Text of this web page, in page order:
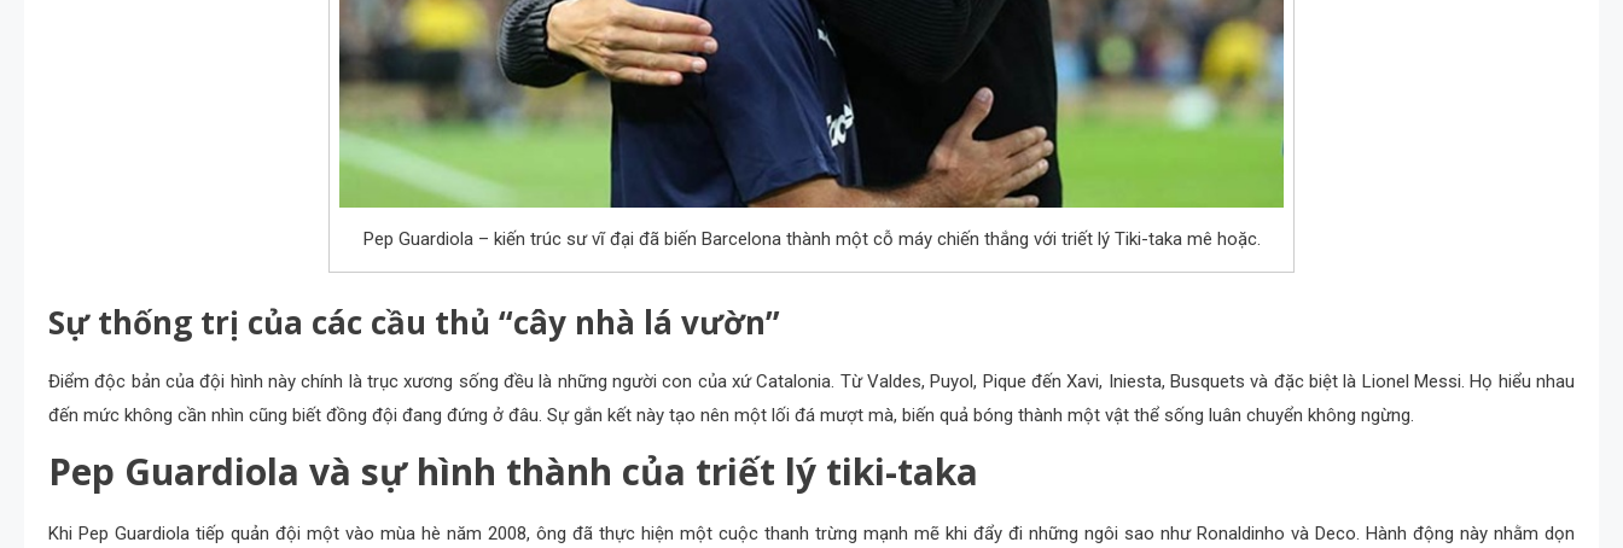
Pep Guardiola – kiến trúc sư vĩ đại đã biến Barcelona thành một cỗ máy chiến thắng với triết lý Tiki-taka mê hoặc.
Sự thống trị của các cầu thủ “cây nhà lá vườn”
Điểm độc bản của đội hình này chính là trục xương sống đều là những người con của xứ Catalonia. Từ Valdes, Puyol, Pique đến Xavi, Iniesta, Busquets và đặc biệt là Lionel Messi. Họ hiểu nhau
đến mức không cần nhìn cũng biết đồng đội đang đứng ở đâu. Sự gắn kết này tạo nên một lối đá mượt mà, biến quả bóng thành một vật thể sống luân chuyển không ngừng.
Pep Guardiola và sự hình thành của triết lý tiki-taka
Khi Pep Guardiola tiếp quản đội một vào mùa hè năm 2008, ông đã thực hiện một cuộc thanh trừng mạnh mẽ khi đẩy đi những ngôi sao như Ronaldinho và Deco. Hành động này nhằm dọn